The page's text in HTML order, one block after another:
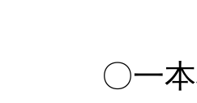
〇一本松